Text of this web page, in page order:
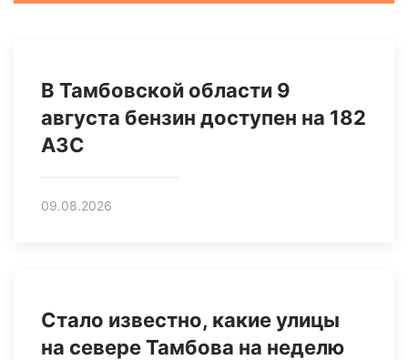
В Тамбовской области 9
августа бензин доступен на 182
АЗС
09.08.2026
Стало известно, какие улицы
на севере Тамбова на неделю